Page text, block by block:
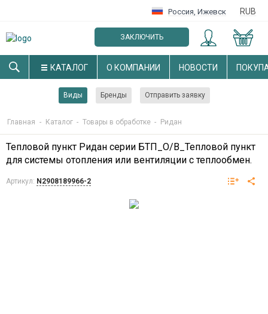
Россия, Ижевск RUB
ЗАКЛЮЧИТЬ
ОПТОВЫЙ ДОГОВОР
КАТАЛОГ О КОМПАНИИ НОВОСТИ
Виды Бренды Отправить заявку
Главная - Каталог - Товары в обработке - Ридан
Тепловой пункт Ридан серии БТП_О/В_Тепловой пункт
для системы отопления или вентиляции с теплообмен.
Артикул: N2908189966-2